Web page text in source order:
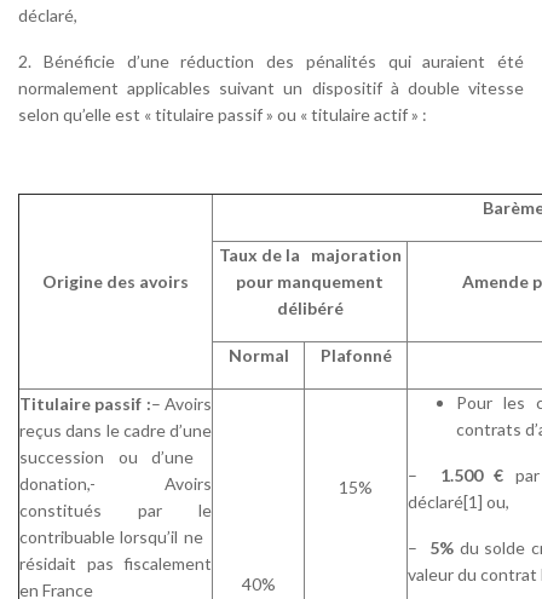
déclaré,
2. Bénéficie d’une réduction des pénalités qui auraient été
normalement applicables suivant un dispositif à double vitesse
selon qu’elle est « titulaire passif » ou « titulaire actif » :
Origine des avoirs
Taux de la majoration
pour manquement
délibéré
Amende
Normal Plafonné
Titulaire passif :– Avoirs
reçus dans le cadre d’une
succession ou d’une
donation,- Avoirs
constitués par le
contribuable lorsqu’il ne
résidait pas fiscalement
en France
40%
15%
Pour les
contrats
– 1.500 €
déclaré[1] ou,
– 5%du solde
valeur du contrat